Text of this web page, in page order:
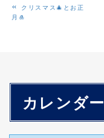
«
クリスマス🎄とお正
月🎍
カレンダー